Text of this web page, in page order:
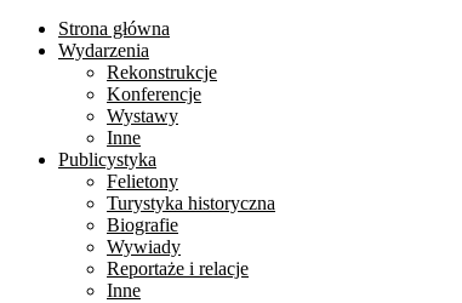
Strona główna
Wydarzenia
Rekonstrukcje
Konferencje
Wystawy
Inne
Publicystyka
Felietony
Turystyka historyczna
Biografie
Wywiady
Reportaże i relacje
Inne